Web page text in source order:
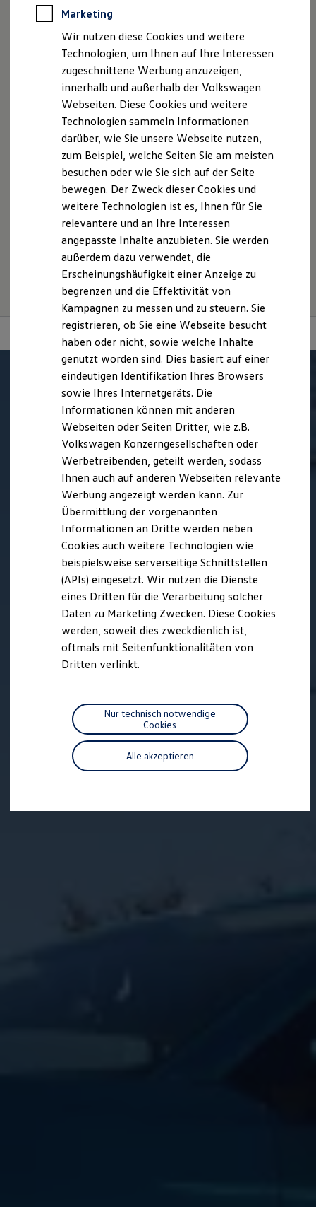
Rekuperation
Laden unterwegs
Laden Zuhause
Ladestationen finden
Ladezeitensimulator
Batterie
Sicherheit
Nachhaltigkeit
Technologie
Kosten und Kauf
Verbrauchskosten
Kaufoptionen
E-Auto-Förderung
Software und Konnektivität
Die ID. Software 6
ID. Software Versionen und Updates
Digitale Extras
Schnittstellen zu Ihrem ID.
Marke und Erlebnis
Volkswagen R und R Experience
R-Modelle
R Experience
Driving Experience
Volkswagen entdecken
Werkbesichtigung
Lifestyle Shop
T-Roc Kollektion
Golf Kollektion
Volkswagen Kollektion
R-Kollektion
GTI Kollektion
Fußball Drop
we drive football
#wedriveproud
Besitzer und Service
myVolkswagen
Software Updates
Service und Ersatzteile
Inspektion und HU/AU
Reparaturen und Checks
Motorenöl und Flüssigkeiten
Räder und Reifen
Pannen- und Unfallhilfe
Economy Service
Volkswagen Teile
Zubehör
Modellspezifisches Zubehör
Individualisieren
Wallbox und Ladekabel
Digitale Extras
Dienste für Ihr Modell finden
Volkswagen Apps, Login und Shop
Handy und Fahrzeug verbinden
Vorgängermodelle
Disclaimer von Volkswagen AG
Die in dieser Darstellung gezeigten Fahrzeuge und
deutschen Lieferprogramm abweichen. Abgebildet sind
teilweise Sonderausstattungen der Fahrzeuge gegen
Mehrpreis.
Bitte beachten Sie auch unseren Konfigurator für eine
Übersicht der aktuell verfügbaren Modelle und Ausstattungen.
Die angegebenen Verbrauchs- und Emissionswerte beziehen
sich nicht auf ein einzelnes Fahrzeug und sind nicht Bestandteil
des Angebots, sondern dienen allein Vergleichszwecken
zwischen den verschiedenen Fahrzeugtypen.
Zusatzausstattungen und Zubehör (Anbauteile, Reifenformat
usw.) können relevante Fahrzeugparameter, wie
Witterungs- und Verkehrsbedingungen sowie dem
individuellen Fahrverhalten den Kraftstoffverbrauch, den
Stromverbrauch, die CO₂-Emissionen und die
Fahrleistungswerte eines Fahrzeugs beeinflussen.
Marketing
Wir nutzen diese Cookies und weitere
Technologien, um Ihnen auf Ihre Interessen
zugeschnittene Werbung anzuzeigen,
innerhalb und außerhalb der Volkswagen
Webseiten. Diese Cookies und weitere
Technologien sammeln Informationen
darüber, wie Sie unsere Webseite nutzen,
zum Beispiel, welche Seiten Sie am meisten
besuchen oder wie Sie sich auf der Seite
bewegen. Der Zweck dieser Cookies und
weitere Technologien ist es, Ihnen für Sie
relevantere und an Ihre Interessen
angepasste Inhalte anzubieten. Sie werden
außerdem dazu verwendet, die
Erscheinungshäufigkeit einer Anzeige zu
begrenzen und die Effektivität von
Kampagnen zu messen und zu steuern. Sie
registrieren, ob Sie eine Webseite besucht
haben oder nicht, sowie welche Inhalte
genutzt worden sind. Dies basiert auf einer
eindeutigen Identifikation Ihres Browsers
sowie Ihres Internetgeräts. Die
Informationen können mit anderen
Webseiten oder Seiten Dritter, wie z.B.
Volkswagen Konzerngesellschaften oder
Werbetreibenden, geteilt werden, sodass
Ihnen auch auf anderen Webseiten relevante
Werbung angezeigt werden kann. Zur
Übermittlung der vorgenannten
Informationen an Dritte werden neben
Cookies auch weitere Technologien wie
beispielsweise serverseitige Schnittstellen
(APIs) eingesetzt. Wir nutzen die Dienste
eines Dritten für die Verarbeitung solcher
Daten zu Marketing Zwecken. Diese Cookies
werden, soweit dies zweckdienlich ist,
oftmals mit Seitenfunktionalitäten von
Dritten verlinkt.
Alle akzeptieren
Nur technisch notwendige
Cookies